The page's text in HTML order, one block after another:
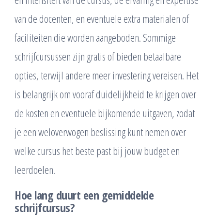
van de docenten, en eventuele extra materialen of
faciliteiten die worden aangeboden. Sommige
schrijfcursussen zijn gratis of bieden betaalbare
opties, terwijl andere meer investering vereisen. Het
is belangrijk om vooraf duidelijkheid te krijgen over
de kosten en eventuele bijkomende uitgaven, zodat
je een weloverwogen beslissing kunt nemen over
welke cursus het beste past bij jouw budget en
leerdoelen.
Hoe lang duurt een gemiddelde
schrijfcursus?